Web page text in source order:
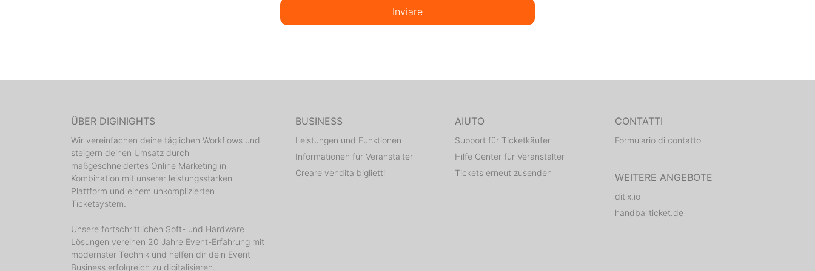
Inviare
ÜBER DIGINIGHTS
Wir vereinfachen deine täglichen Workflows und
steigern deinen Umsatz durch
maßgeschneidertes Online Marketing in
Kombination mit unserer leistungsstarken
Plattform und einem unkomplizierten
Ticketsystem.
Unsere fortschrittlichen Soft- und Hardware
Lösungen vereinen 20 Jahre Event-Erfahrung mit
modernster Technik und helfen dir dein Event
Business erfolgreich zu digitalisieren.
BUSINESS
Leistungen und Funktionen
Informationen für Veranstalter
Creare vendita biglietti
AIUTO
Support für Ticketkäufer
Hilfe Center für Veranstalter
Tickets erneut zusenden
CONTATTI
Formulario di contatto
WEITERE ANGEBOTE
ditix.io
handballticket.de